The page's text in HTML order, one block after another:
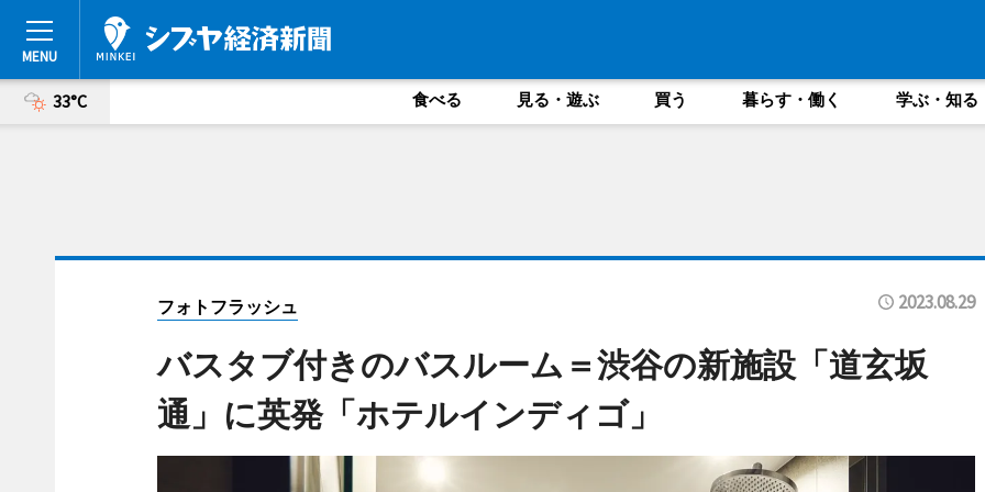
33°C 食べる 見る・遊ぶ 買う 暮らす・働く 学ぶ・知る
フォトフラッシュ 2023.08.29
バスタブ付きのバスルーム＝渋谷の新施設「道玄坂
通」に英発「ホテルインディゴ」